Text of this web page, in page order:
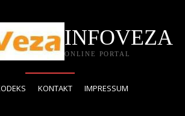
INFOVEZA
ONLINE PORTAL
KONTAKT IMPRESSUM